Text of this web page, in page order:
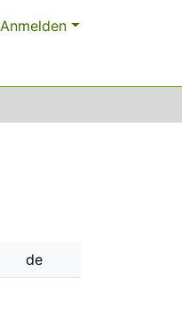
Anmelden
de